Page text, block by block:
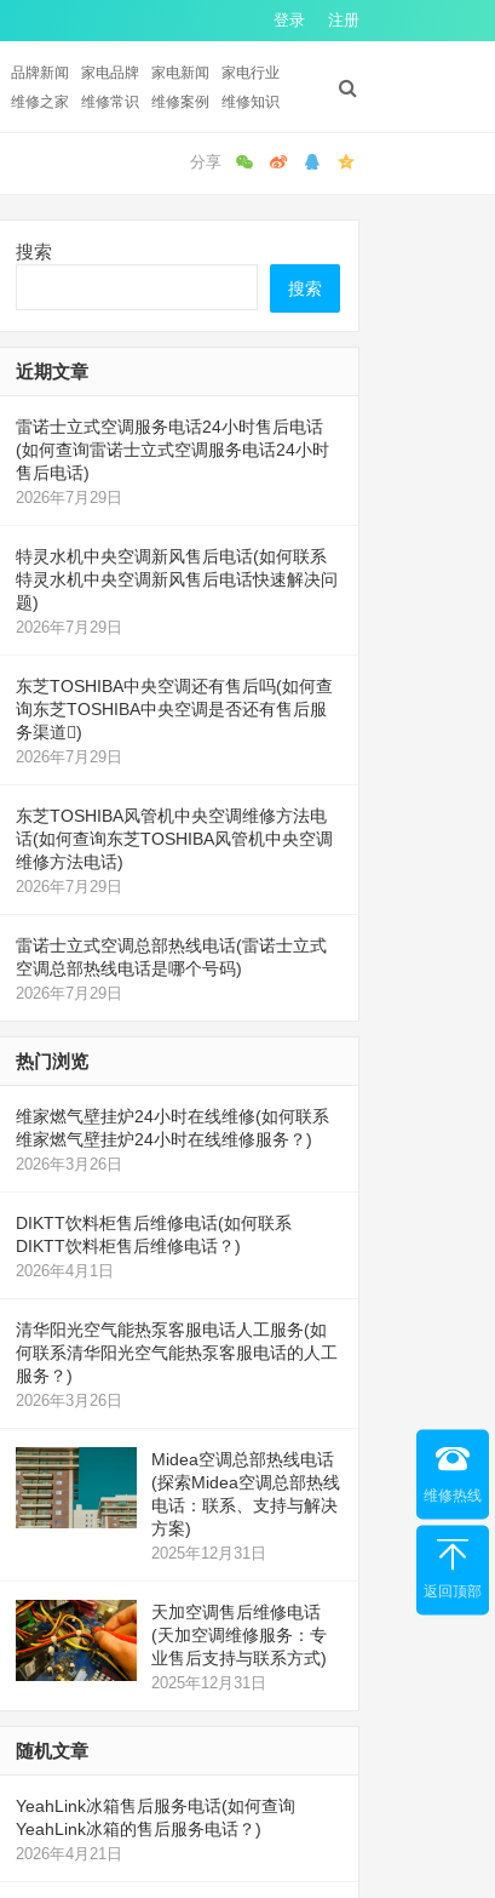
登录 注册
品牌新闻 家电品牌 家电新闻
家电行业
维修之家 维修常识 维修案例 维修知识
搜索
搜索
近期文章
雷诺士立式空调服务电话24小时售后电话
(如何查询雷诺士立式空调服务电话24小时
售后电话)
2026年7月29日
特灵水机中央空调新风售后电话(如何联系
特灵水机中央空调新风售后电话快速解决问
题)
2026年7月29日
东芝TOSHIBA中央空调还有售后吗(如何查
询东芝TOSHIBA中央空调是否还有售后服
务渠道)
2026年7月29日
东芝TOSHIBA风管机中央空调维修方法电
话(如何查询东芝TOSHIBA风管机中央空调
维修方法电话)
2026年7月29日
雷诺士立式空调总部热线电话(雷诺士立式
空调总部热线电话是哪个号码)
2026年7月29日
热门浏览
维家燃气壁挂炉24小时在线维修(如何联系
维家燃气壁挂炉24小时在线维修服务？)
2026年3月26日
DIKTT饮料柜售后维修电话(如何联系
DIKTT饮料柜售后维修电话？)
2026年4月1日
清华阳光空气能热泵客服电话人工服务(如
何联系清华阳光空气能热泵客服电话的人工
服务？)
2026年3月26日
Midea空调总部热线电话
(探索Midea空调总部热线
电话：联系、支持与解决
方案)
2025年12月31日
天加空调售后维修电话
(天加空调维修服务：专
业售后支持与联系方式)
2025年12月31日
随机文章
YeahLink冰箱售后服务电话(如何查询
YeahLink冰箱的售后服务电话？)
2026年4月21日
维修热线
返回顶部